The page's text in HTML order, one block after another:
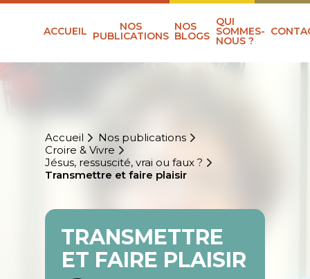
ACCUEIL NOS
PUBLICATIONS
NOS
BLOGS
QUI
SOMMES-
NOUS ?
Accueil
Nos publications
Croire & Vivre
Jésus, ressuscité, vrai ou faux ?
Transmettre et faire plaisir
TRANSMETTRE
ET FAIRE PLAISIR